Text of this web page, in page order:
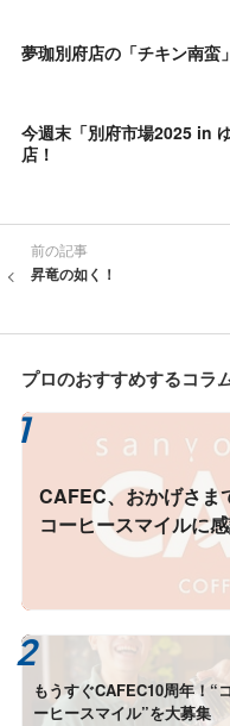
夢珈別府店の「チキン南蛮
今週末「別府市場2025 in
店！
前の記事
昇竜の如く！
プロのおすすめするコラ
CAFEC、おかげさま
コーヒースマイルに
もうすぐCAFEC10周年！“コ
ーヒースマイル”を大募集